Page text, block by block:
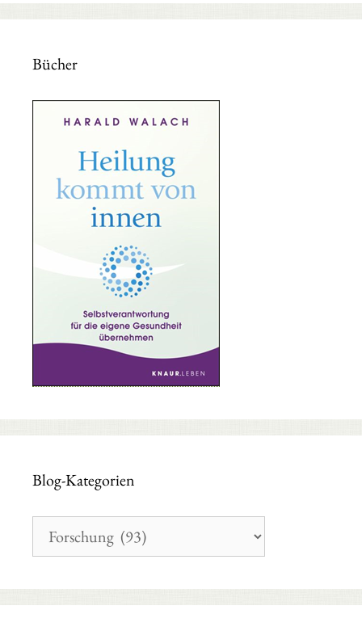
Bücher
Blog-Kategorien
Kategorien